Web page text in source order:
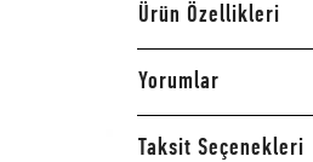
Ürün Özellikleri
Yorumlar
Taksit Seçenekleri